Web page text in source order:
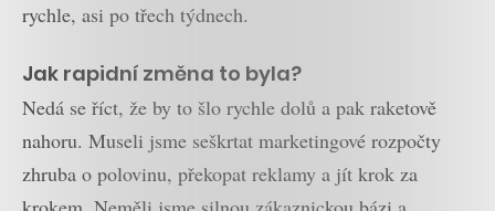
rychle, asi po třech týdnech.
Jak rapidní změna to byla?
Nedá se říct, že by to šlo rychle dolů a pak raketově
nahoru. Museli jsme seškrtat marketingové rozpočty
zhruba o polovinu, překopat reklamy a jít krok za